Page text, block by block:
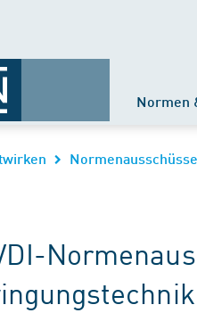
Normen
Normenausschüsse